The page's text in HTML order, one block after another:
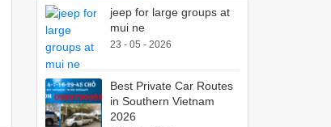
jeep for large groups at
mui ne
23 - 05 - 2026
Best Private Car Routes
in Southern Vietnam
2026